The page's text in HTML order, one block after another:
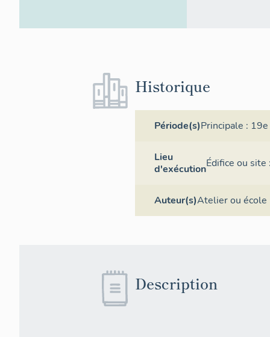
Historique
Période(s)Principale :
Lieu
d'exécutionÉdifice ou
Auteur(s)Atelier ou
Description